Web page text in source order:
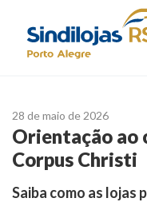
28 de maio de 2026
Orientação ao
Corpus Christi
Saiba como as lojas